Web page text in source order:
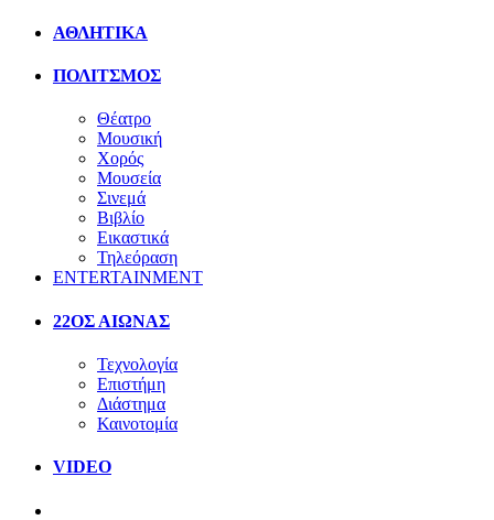
ΑΘΛΗΤΙΚΑ
ΠΟΛΙΤΣΜΟΣ
Θέατρο
Μουσική
Χορός
Μουσεία
Σινεμά
Βιβλίο
Εικαστικά
Τηλεόραση
ENTERTAINMENT
22ΟΣ ΑΙΩΝΑΣ
Τεχνολογία
Επιστήμη
Διάστημα
Καινοτομία
VIDEO